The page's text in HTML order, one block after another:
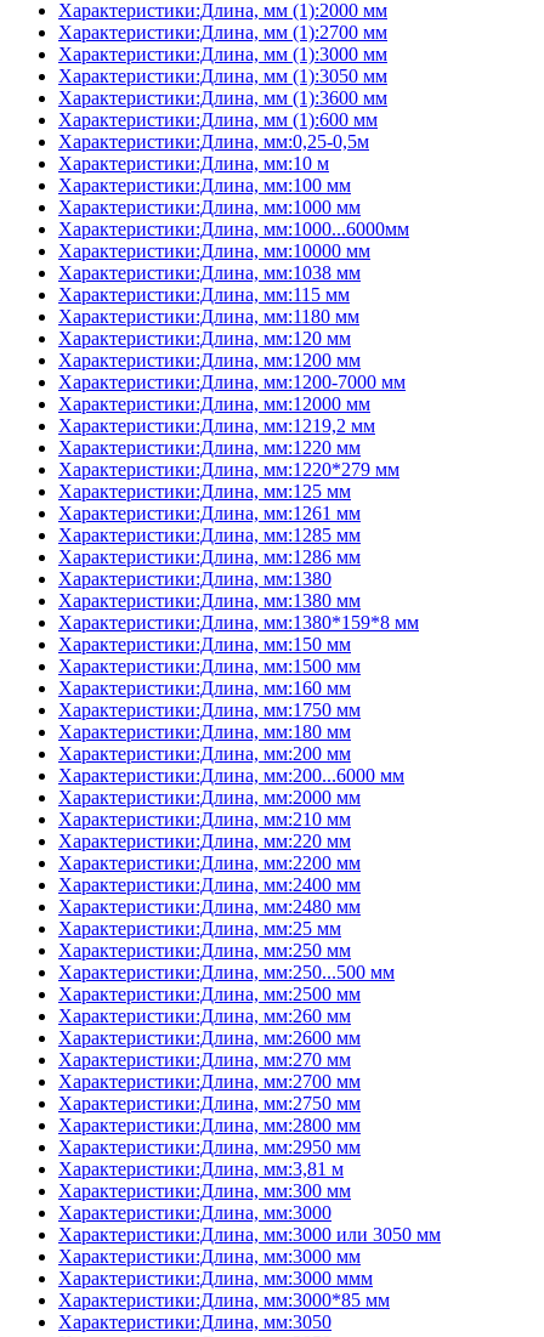
Характеристики:Длина, мм (1):2000 мм
Характеристики:Длина, мм (1):2700 мм
Характеристики:Длина, мм (1):3000 мм
Характеристики:Длина, мм (1):3050 мм
Характеристики:Длина, мм (1):3600 мм
Характеристики:Длина, мм (1):600 мм
Характеристики:Длина, мм:0,25-0,5м
Характеристики:Длина, мм:10 м
Характеристики:Длина, мм:100 мм
Характеристики:Длина, мм:1000 мм
Характеристики:Длина, мм:1000...6000мм
Характеристики:Длина, мм:10000 мм
Характеристики:Длина, мм:1038 мм
Характеристики:Длина, мм:115 мм
Характеристики:Длина, мм:1180 мм
Характеристики:Длина, мм:120 мм
Характеристики:Длина, мм:1200 мм
Характеристики:Длина, мм:1200-7000 мм
Характеристики:Длина, мм:12000 мм
Характеристики:Длина, мм:1219,2 мм
Характеристики:Длина, мм:1220 мм
Характеристики:Длина, мм:1220*279 мм
Характеристики:Длина, мм:125 мм
Характеристики:Длина, мм:1261 мм
Характеристики:Длина, мм:1285 мм
Характеристики:Длина, мм:1286 мм
Характеристики:Длина, мм:1380
Характеристики:Длина, мм:1380 мм
Характеристики:Длина, мм:1380*159*8 мм
Характеристики:Длина, мм:150 мм
Характеристики:Длина, мм:1500 мм
Характеристики:Длина, мм:160 мм
Характеристики:Длина, мм:1750 мм
Характеристики:Длина, мм:180 мм
Характеристики:Длина, мм:200 мм
Характеристики:Длина, мм:200...6000 мм
Характеристики:Длина, мм:2000 мм
Характеристики:Длина, мм:210 мм
Характеристики:Длина, мм:220 мм
Характеристики:Длина, мм:2200 мм
Характеристики:Длина, мм:2400 мм
Характеристики:Длина, мм:2480 мм
Характеристики:Длина, мм:25 мм
Характеристики:Длина, мм:250 мм
Характеристики:Длина, мм:250...500 мм
Характеристики:Длина, мм:2500 мм
Характеристики:Длина, мм:260 мм
Характеристики:Длина, мм:2600 мм
Характеристики:Длина, мм:270 мм
Характеристики:Длина, мм:2700 мм
Характеристики:Длина, мм:2750 мм
Характеристики:Длина, мм:2800 мм
Характеристики:Длина, мм:2950 мм
Характеристики:Длина, мм:3,81 м
Характеристики:Длина, мм:300 мм
Характеристики:Длина, мм:3000
Характеристики:Длина, мм:3000 или 3050 мм
Характеристики:Длина, мм:3000 мм
Характеристики:Длина, мм:3000 ммм
Характеристики:Длина, мм:3000*85 мм
Характеристики:Длина, мм:3050